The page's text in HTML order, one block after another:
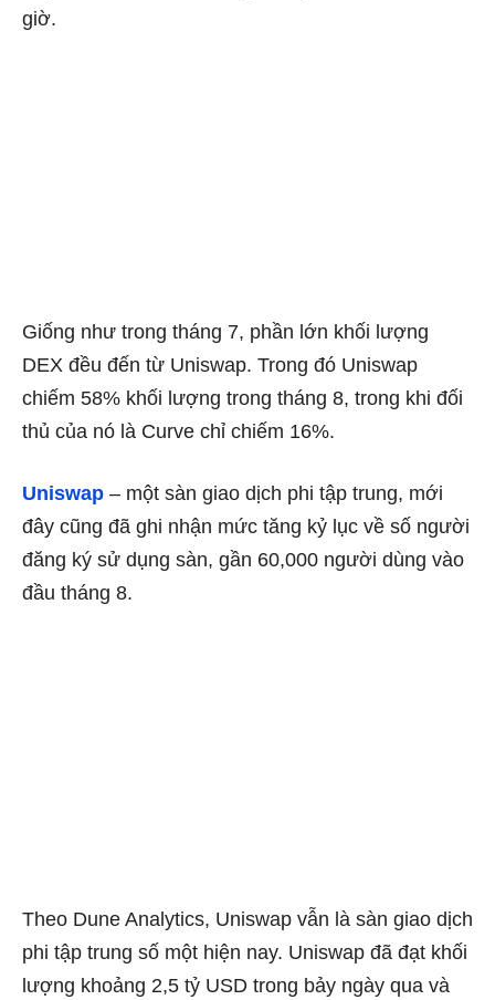
giờ.
Giống như trong tháng 7, phần lớn khối lượng
DEX đều đến từ Uniswap. Trong đó Uniswap
chiếm 58% khối lượng trong tháng 8, trong khi đối
thủ của nó là Curve chỉ chiếm 16%.
Uniswap – một sàn giao dịch phi tập trung, mới
đây cũng đã ghi nhận mức tăng kỷ lục về số người
đăng ký sử dụng sàn, gần 60,000 người dùng vào
đầu tháng 8.
Theo Dune Analytics, Uniswap vẫn là sàn giao dịch
phi tập trung số một hiện nay. Uniswap đã đạt khối
lượng khoảng 2,5 tỷ USD trong bảy ngày qua và